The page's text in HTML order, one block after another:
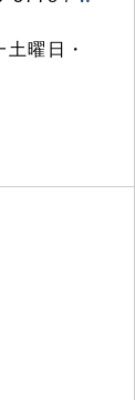
曜日・